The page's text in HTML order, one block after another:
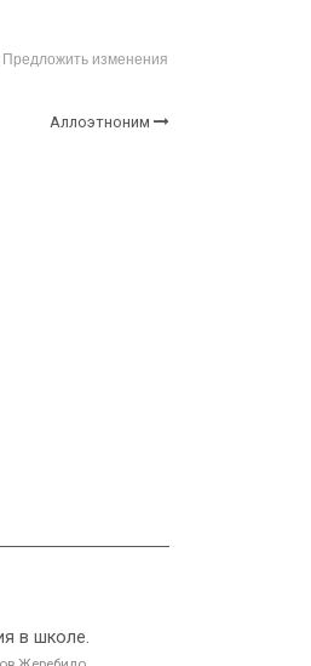
Предложить изменения
Аллоэтноним
в школе.